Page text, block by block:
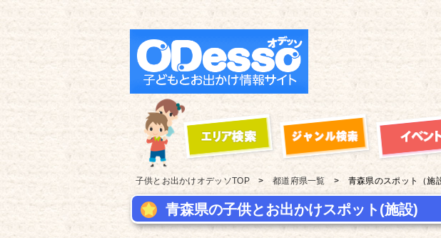
子供とお出かけ オデッソTOP 都道府県一覧 青森県のスポット（施
青森県の子供とお出かけスポット(施設)